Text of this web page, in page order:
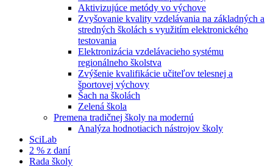
Aktivizujúce metódy vo výchove
Zvyšovanie kvality vzdelávania na základných a
stredných školách s využitím elektronického
testovania
Elektronizácia vzdelávacieho systému
regionálneho školstva
Zvýšenie kvalifikácie učiteľov telesnej a
športovej výchovy
Šach na školách
Zelená škola
Premena tradičnej školy na modernú
Analýza hodnotiacich nástrojov školy
SciLab
2 % z daní
Rada školy